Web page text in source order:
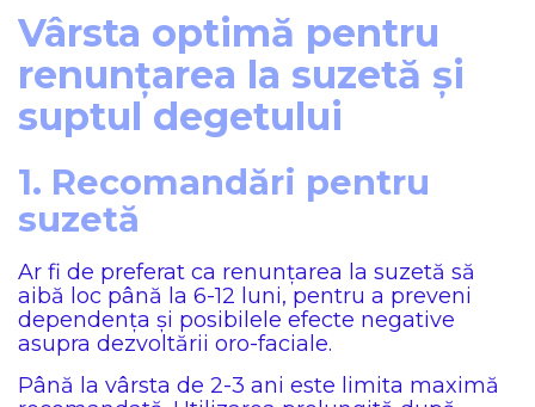
Vârsta optimă pentru
renunțarea la suzetă și
suptul degetului
1. Recomandări pentru
suzetă
Ar fi de preferat ca renunțarea la suzetă să
aibă loc până la 6-12 luni, pentru a preveni
dependența și posibilele efecte negative
asupra dezvoltării oro-faciale.
Până la vârsta de 2-3 ani este limita maximă